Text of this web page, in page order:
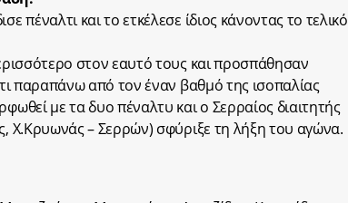
πέναλτι και το ετκέλεσε ίδιος κάνοντας το τελικό
στον εαυτό τους και προσπάθησαν
παραπάνω από τον έναν βαθμό της ισοπαλίας
με τα δυο πέναλτυ και ο Σερραίος διαιτητής
Χ.Κρυωνάς – Σερρών) σφύριξε τη λήξη του αγώνα.